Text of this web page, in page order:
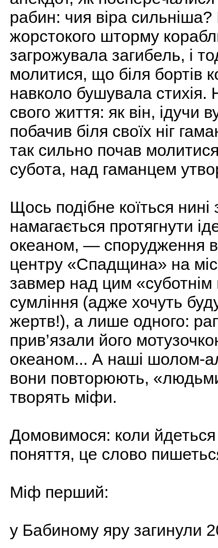
рабин: чия віра
жорстокого шторму
загрожувала загибель, і
молитися, що біля бортів
навколо бушувала стихія.
свого життя: як він, ідучи
побачив біля своїх ніг
так сильно почав
субота, над гаманцем
Щось подібне коїться
намагається протягнути
океаном, — спорудження в
центру «Спадщина» на
завмер над цим
сумління (адже хочуть
жертв!), а лише одного:
прив’язали його
океаном... А наші шолом-
вони повторюють,
творять міфи.
Домовимося: коли
поняття, це слово
Міф перший:
у Бабиному яру загинули